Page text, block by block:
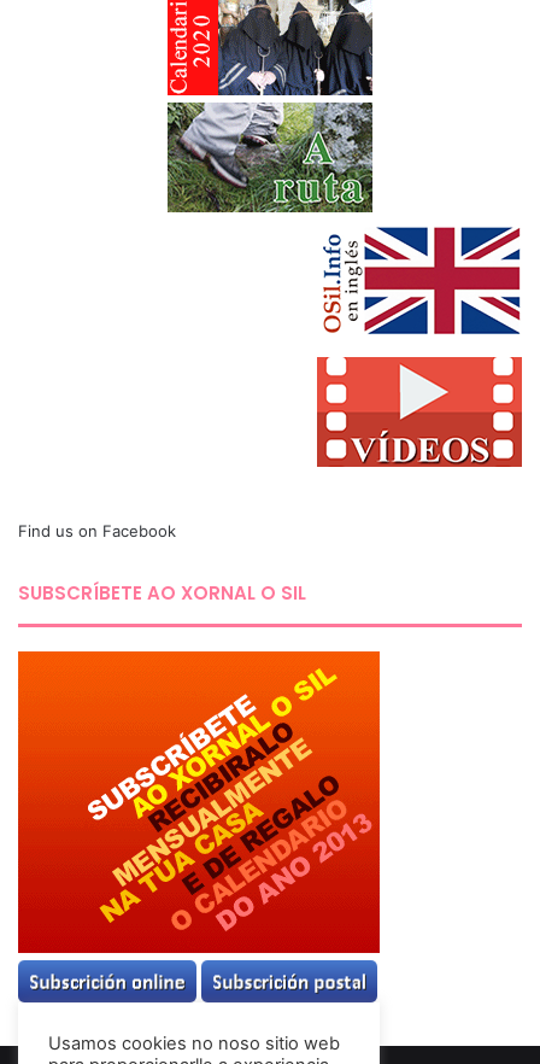
Find us on Facebook
SUBSCRÍBETE AO XORNAL O SIL
Usamos cookies no noso sitio web